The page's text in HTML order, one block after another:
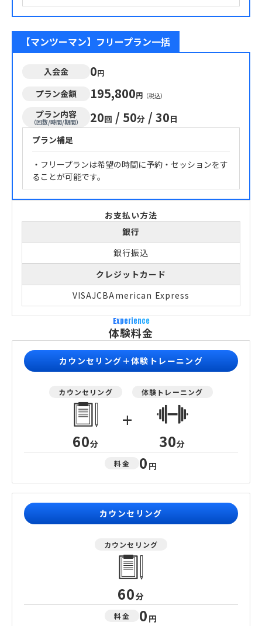
【マンツーマン】フリープラン一括
入会金 0円
プラン金額 195,800円 （税込）
プラン内容
（回数/時間/期間） 20回 / 50分 / 30日
プラン補足
・フリープランは希望の時間に予約・セッションをす
ることが可能です。
お支払い方法
銀行
銀行振込
クレジットカード
VISAJCBAmerican Express
Experience
体験料金
カウンセリング＋体験トレーニング
カウンセリング
60分
+
体験トレーニング
30分
料金 0 円
カウンセリング
カウンセリング
60分
料金 0 円